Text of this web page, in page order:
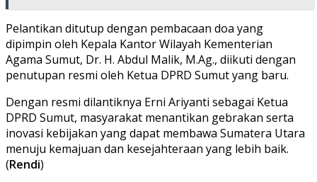
Pelantikan ditutup dengan pembacaan doa yang
dipimpin oleh Kepala Kantor Wilayah Kementerian
Agama Sumut, Dr. H. Abdul Malik, M.Ag., diikuti dengan
penutupan resmi oleh Ketua DPRD Sumut yang baru.
Dengan resmi dilantiknya Erni Ariyanti sebagai Ketua
DPRD Sumut, masyarakat menantikan gebrakan serta
inovasi kebijakan yang dapat membawa Sumatera Utara
menuju kemajuan dan kesejahteraan yang lebih baik.
(Rendi)